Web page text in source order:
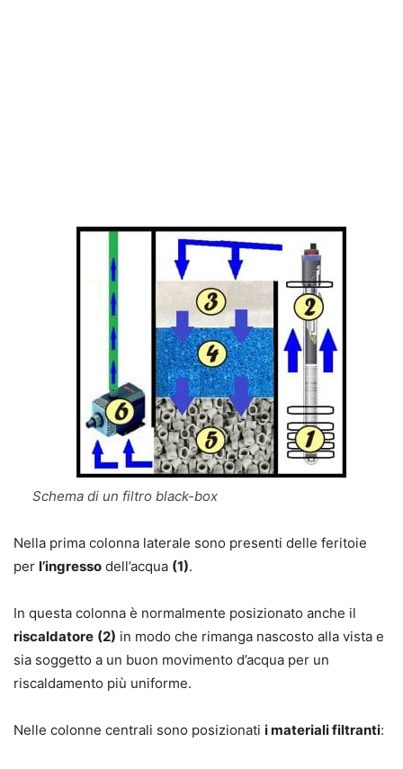
Schema di un filtro black-box
Nella prima colonna laterale sono presenti delle feritoie
per l’ingresso dell’acqua (1).
In questa colonna è normalmente posizionato anche il
riscaldatore (2) in modo che rimanga nascosto alla vista e
sia soggetto a un buon movimento d’acqua per un
riscaldamento più uniforme.
Nelle colonne centrali sono posizionati i materiali filtranti: